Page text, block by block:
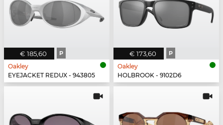
€ 185,60 P
Oakley
EYEJACKET REDUX - 943805
€ 173,60 P
Oakley
HOLBROOK - 9102D6